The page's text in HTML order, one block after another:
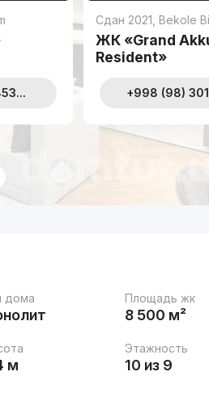
Сдан 2021 Bekole
ЖК «Grand
Resident»
+998 (98)
дома Площадь жк
8 500 м²
м
Этажность
10 из 9